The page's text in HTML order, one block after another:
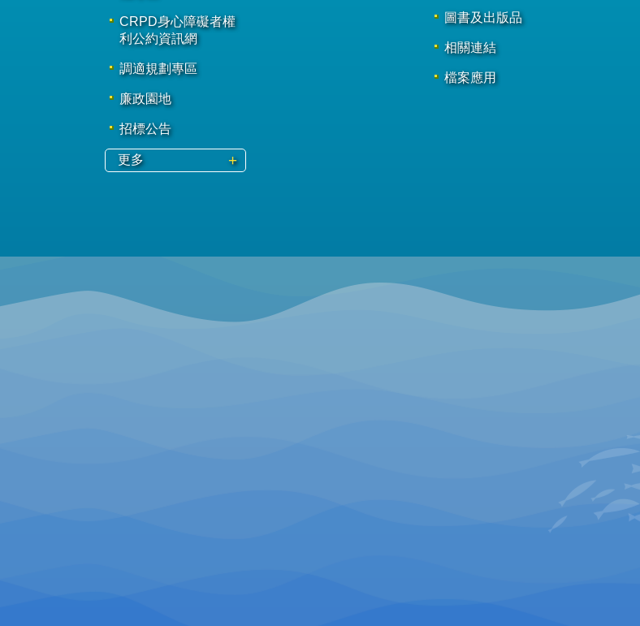
CRPD身心障礙者權
利公約資訊網
調適規劃專區
廉政園地
招標公告
更多
圖書及出版品
相關連結
檔案應用